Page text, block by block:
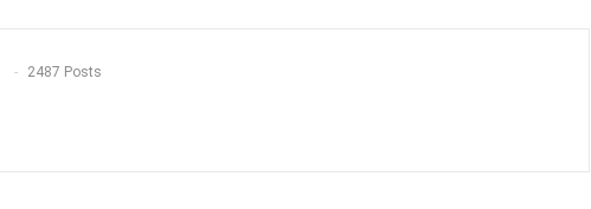
2487 Posts